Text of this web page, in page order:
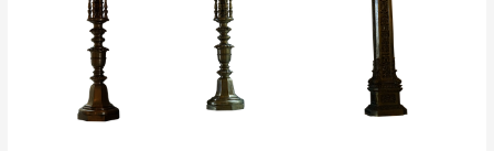
steampunk
wandlampen
interieur